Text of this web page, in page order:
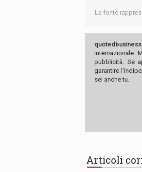
La fonte
internazionale.
pubblicità. Se
garantire
sei anche tu.
Articoli